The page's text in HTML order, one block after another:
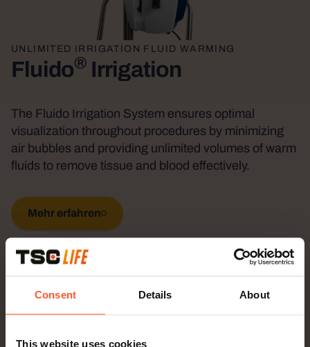
Consent Details About
This website uses cookies
UNLIMITED IRRIGATION FLUID WARMING
Fluido® Irrigation
The Fluido Irrigation System ensures optimal
visualization throughout procedures by minimizing
air bubbles and providing unlimited volumes of warm
fluids to remove tissue and blood effectively.
Mehr erfahren